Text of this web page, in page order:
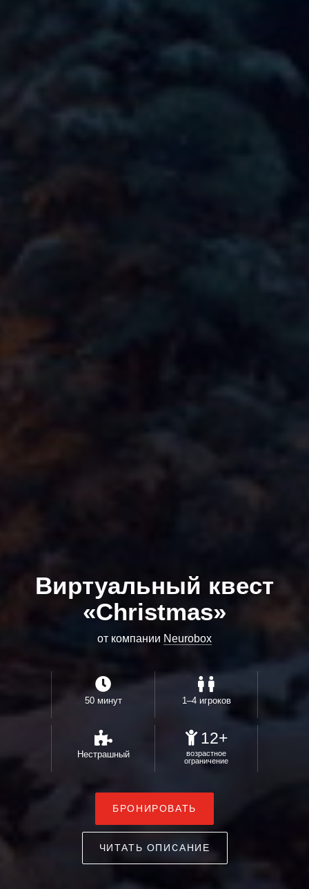
Виртуальный квест
«Christmas»
от компании Neurobox
50 минут 1–4 игроков
Нестрашный
12+
возрастное
ограничение
БРОНИРОВАТЬ
ЧИТАТЬ ОПИСАНИЕ